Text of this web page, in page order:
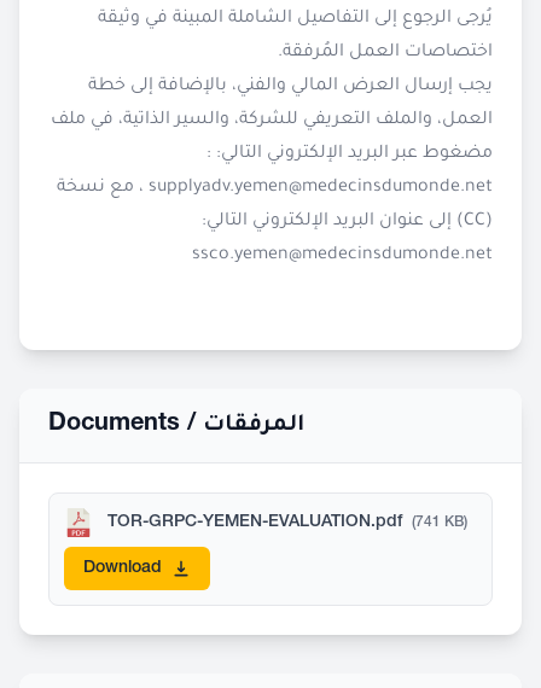
يُرجى الرجوع إلى التفاصيل الشاملة المبينة في وثيقة
اختصاصات العمل المُرفقة.
يجب إرسال العرض المالي والفني، بالإضافة إلى خطة
العمل، والملف التعريفي للشركة، والسير الذاتية، في ملف
مضغوط عبر البريد الإلكتروني التالي: :
supplyadv.yemen@medecinsdumonde.net ، مع نسخة
(CC) إلى عنوان البريد الإلكتروني التالي:
ssco.yemen@medecinsdumonde.net
Documents / المرفقات
TOR-GRPC-YEMEN-EVALUATION.pdf (741 KB)
Download